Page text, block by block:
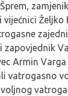
vijećnici
zapovjednik
Armin
vatrogasno